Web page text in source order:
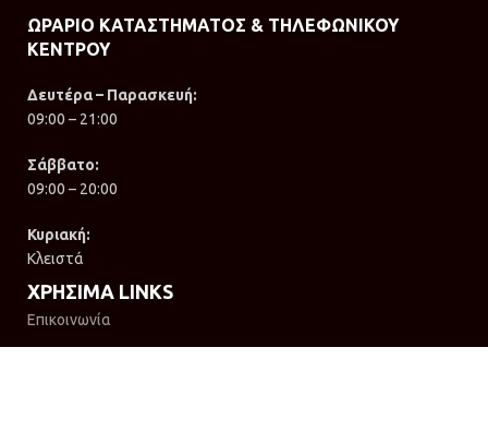
ΩΡΑΡΙΟ ΚΑΤΑΣΤΗΜΑΤΟΣ & ΤΗΛΕΦΩΝΙΚΟΥ
ΚΕΝΤΡΟΥ
Δευτέρα – Παρασκευή:
09:00 – 21:00
Σάββατο:
09:00 – 20:00
Κυριακή:
Κλειστά
ΧΡΗΣΙΜΑ LINKS
Επικοινωνία